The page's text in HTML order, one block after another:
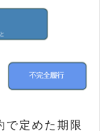
で定めた期限